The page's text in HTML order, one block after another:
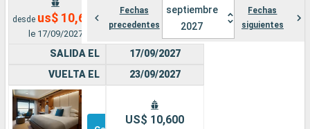
desde us$ 10,600
le 17/09/2027
Fechas
precedentes
septiembre
2027
Fechas
siguientes
SALIDA EL
VUELTA EL
Otros
17/09/2027
23/09/2027
US$ 10,600
Puertos Compañías
Buscar